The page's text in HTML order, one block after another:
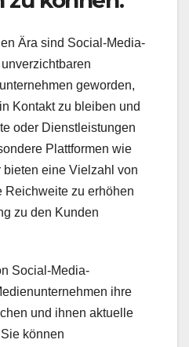
Ära sind Social-Media-
geworden,
Kontakt zu bleiben und
oder Dienstleistungen
Plattformen wie
bieten eine Vielzahl von
Reichweite zu erhöhen
zu den Kunden
Social-Media-
ihre
und ihnen aktuelle
können